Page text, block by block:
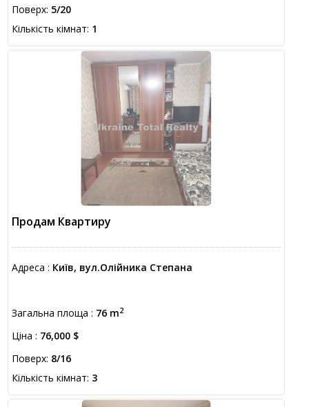
Поверх: 5/20
Кількість кімнат: 1
Продам Квартиру
Адреса : Київ, вул.Олійника Степана
Загальна площа : 76 m2
Ціна : 76,000 $
Поверх: 8/16
Кількість кімнат: 3